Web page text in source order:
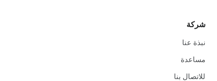
شركة
نبذة عنا
مساعدة
للاتصال بنا